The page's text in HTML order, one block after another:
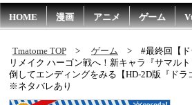
HOME 漫画 アニメ ゲーム
Tmatome TOP ゲーム
#最終回【
リメイク ハーゴン戦へ！新キャラ『サマル
倒してエンディングをみる【HD-2D版『ドラ
※ネタバレあり